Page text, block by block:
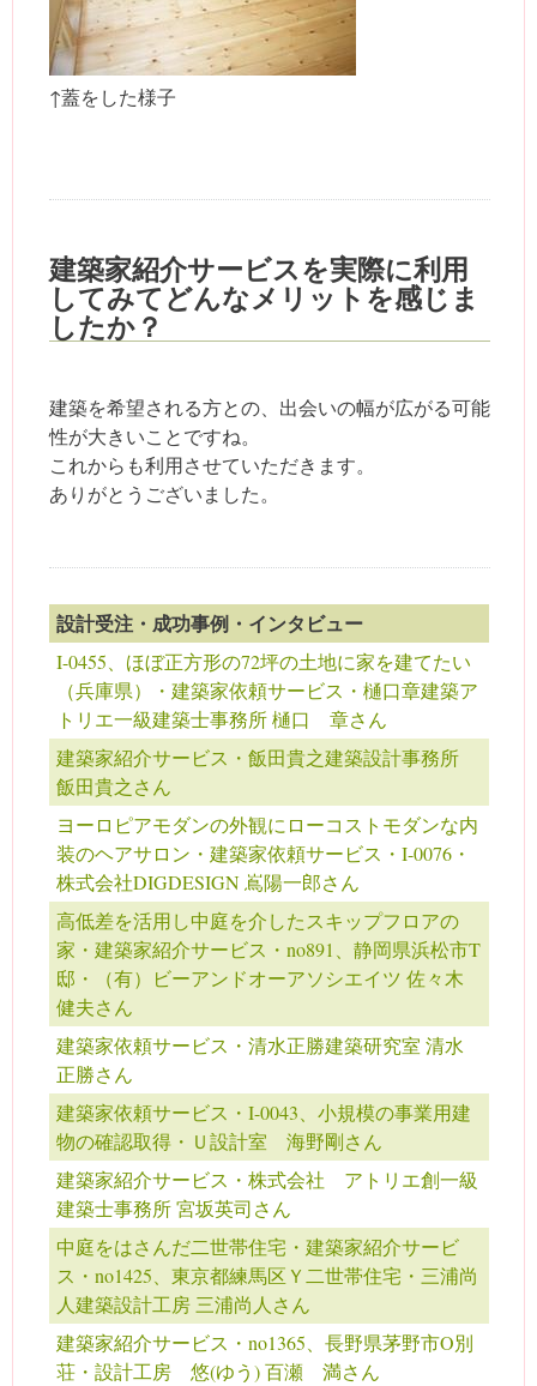
↑蓋をした様子
建築家紹介サービスを実際に利用
してみてどんなメリットを感じま
したか？
建築を希望される方との、出会いの幅が広がる可能
性が大きいことですね。
これからも利用させていただきます。
ありがとうございました。
設計受注・成功事例・インタビュー
I-0455、ほぼ正方形の72坪の土地に家を建てたい
（兵庫県）・建築家依頼サービス・樋口章建築ア
トリエ一級建築士事務所 樋口 章さん
建築家紹介サービス・飯田貴之建築設計事務所
飯田貴之さん
ヨーロピアモダンの外観にローコストモダンな内
装のヘアサロン・建築家依頼サービス・I-0076・
株式会社DIGDESIGN 嶌陽一郎さん
高低差を活用し中庭を介したスキップフロアの
家・建築家紹介サービス・no891、静岡県浜松市T
邸・（有）ビーアンドオーアソシエイツ 佐々木
健夫さん
建築家依頼サービス・清水正勝建築研究室 清水
正勝さん
建築家依頼サービス・I-0043、小規模の事業用建
物の確認取得・Ｕ設計室 海野剛さん
建築家紹介サービス・株式会社 アトリエ創一級
建築士事務所 宮坂英司さん
中庭をはさんだ二世帯住宅・建築家紹介サービ
ス・no1425、東京都練馬区Ｙ二世帯住宅・三浦尚
人建築設計工房 三浦尚人さん
建築家紹介サービス・no1365、長野県茅野市O別
荘・設計工房 悠(ゆう) 百瀬 満さん